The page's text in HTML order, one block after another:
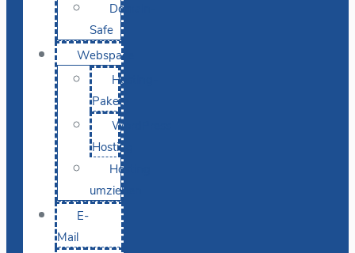
Domain-
Safe
Webspace
Hosting-
Pakete
WordPress
Hosting
Hosting
umziehen
E-
Mail